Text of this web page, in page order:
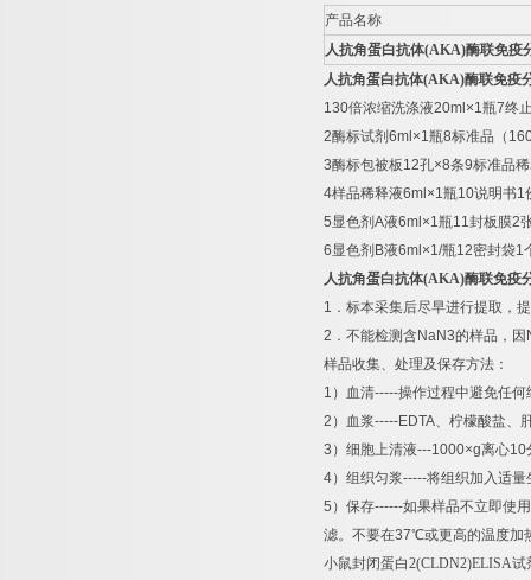
产品名称
人抗角蛋白抗体(AKA)酶联免疫
人抗角蛋白抗体(AKA)酶联免疫
130倍浓缩洗涤液20ml×1瓶7终
2酶标试剂 6ml×1瓶8标准品（
3酶标包被板12孔×8条9标准品
4样品稀释液6ml×1瓶10说明书1
5显色剂 A液6ml×1瓶11封板膜2
6显色剂 B液6ml×1/瓶12密封袋1
人抗角蛋白抗体(AKA)酶联免疫
1 ．标本采集后尽早进行提取，
2 ．不能检测含 NaN3的样品，因
样品收集、处理及保存方法：
1 ）血清-----操作过程中避免任
2 ）血浆-----EDTA、柠檬酸盐、
3 ）细胞上清液---1000×g离心10
4）组织匀浆-----将组织加入适量
5 ）保存------如果样品不立即使
滤。不要在37℃或更高的温度加
小鼠封闭蛋白2(CLDN2)ELISA试